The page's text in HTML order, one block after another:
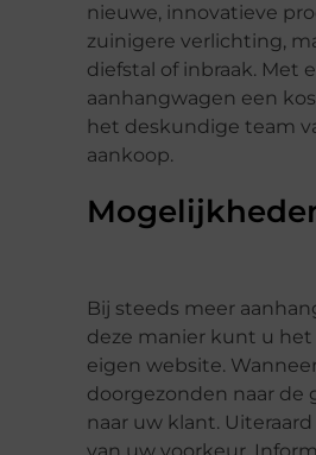
nieuwe, innovatieve
zuinigere verlichting,
diefstal of inbraak. Met
aanhangwagen een
het deskundige team
aankoop.
Bij steeds meer
deze manier kunt u
eigen website.
doorgezonden naar de
naar uw klant.